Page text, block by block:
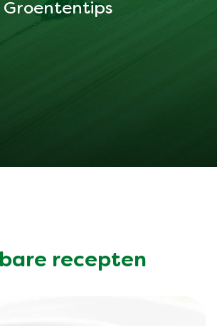
Groententips
recepten